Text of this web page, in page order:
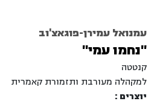
עמנואל עמירן-פוגאצ'וב
"נחמו עמי"
קנטטה
למקהלה מעורבת ותזמורת קאמרית
יוצרים :